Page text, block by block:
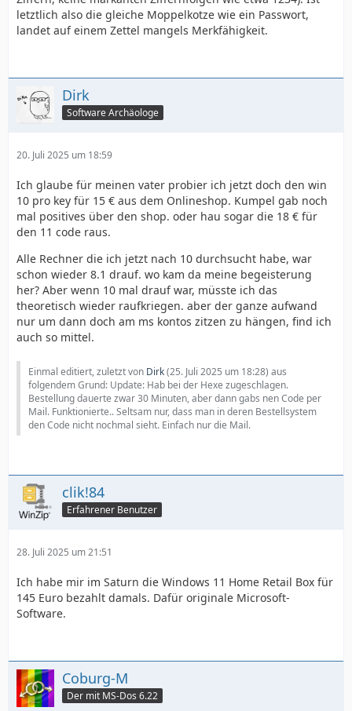
letztlich also die gleiche Moppelkotze wie ein Passwort,
landet auf einem Zettel mangels Merkfähigkeit.
Dirk
Software Archäologe
20. Juli 2025 um 18:59
Ich glaube für meinen vater probier ich jetzt doch den win
10 pro key für 15 € aus dem Onlineshop. Kumpel gab noch
mal positives über den shop. oder hau sogar die 18 € für
den 11 code raus.
Alle Rechner die ich jetzt nach 10 durchsucht habe, war
schon wieder 8.1 drauf. wo kam da meine begeisterung
her? Aber wenn 10 mal drauf war, müsste ich das
theoretisch wieder raufkriegen. aber der ganze aufwand
nur um dann doch am ms kontos zitzen zu hängen, find ich
auch so mittel.
Einmal editiert, zuletzt von Dirk(25. Juli 2025 um 18:28) aus
folgendem Grund: Update: Hab bei der Hexe zugeschlagen.
Bestellung dauerte zwar 30 Minuten, aber dann gabs nen Code per
Mail. Funktionierte.. Seltsam nur, dass man in deren Bestellsystem
den Code nicht nochmal sieht. Einfach nur die Mail.
clik!84
Erfahrener Benutzer
28. Juli 2025 um 21:51
Ich habe mir im Saturn die Windows 11 Home Retail Box für
145 Euro bezahlt damals. Dafür originale Microsoft-
Software.
Coburg-M
Der mit MS-Dos 6.22